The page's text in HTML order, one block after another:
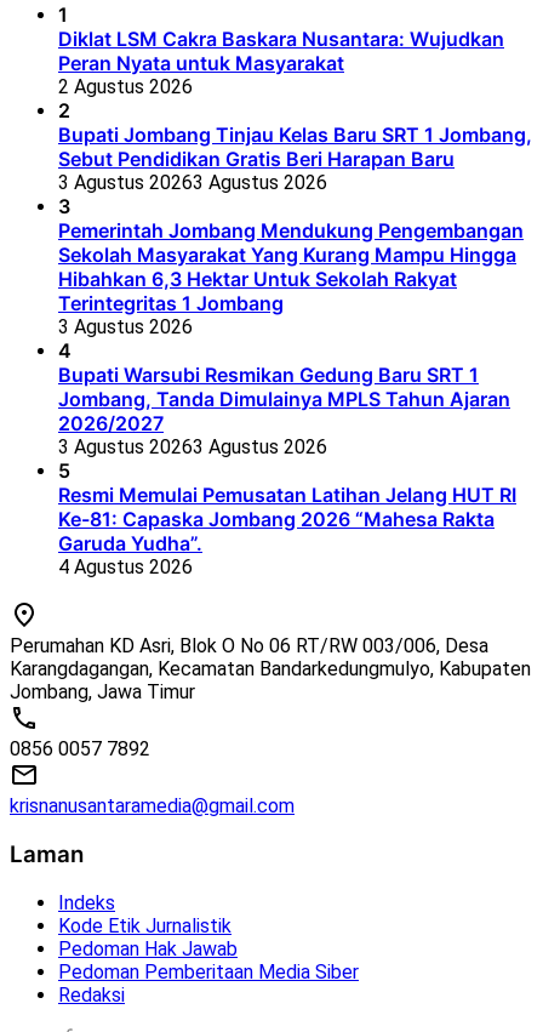
1
Diklat LSM Cakra Baskara Nusantara: Wujudkan
Peran Nyata untuk Masyarakat
2 Agustus 2026
2
Bupati Jombang Tinjau Kelas Baru SRT 1 Jombang,
Sebut Pendidikan Gratis Beri Harapan Baru
3 Agustus 20263 Agustus 2026
3
Pemerintah Jombang Mendukung Pengembangan
Sekolah Masyarakat Yang Kurang Mampu Hingga
Hibahkan 6,3 Hektar Untuk Sekolah Rakyat
Terintegritas 1 Jombang
3 Agustus 2026
4
Bupati Warsubi Resmikan Gedung Baru SRT 1
Jombang, Tanda Dimulainya MPLS Tahun Ajaran
2026/2027
3 Agustus 20263 Agustus 2026
5
Resmi Memulai Pemusatan Latihan Jelang HUT RI
Ke-81: Capaska Jombang 2026 “Mahesa Rakta
Garuda Yudha”.
4 Agustus 2026
Perumahan KD Asri, Blok O No 06 RT/RW 003/006, Desa
Karangdagangan, Kecamatan Bandarkedungmulyo, Kabupaten
Jombang, Jawa Timur
0856 0057 7892
krisnanusantaramedia@gmail.com
Laman
Indeks
Kode Etik Jurnalistik
Pedoman Hak Jawab
Pedoman Pemberitaan Media Siber
Redaksi